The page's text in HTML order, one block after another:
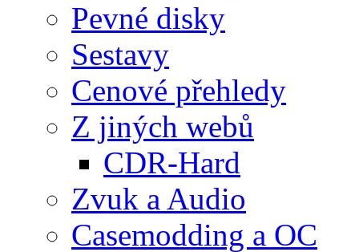
Pevné disky
Sestavy
Cenové přehledy
Z jiných webů
CDR-Hard
Zvuk a Audio
Casemodding a OC